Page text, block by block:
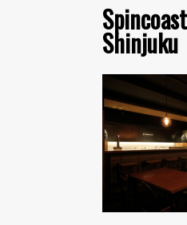
Shinjuku